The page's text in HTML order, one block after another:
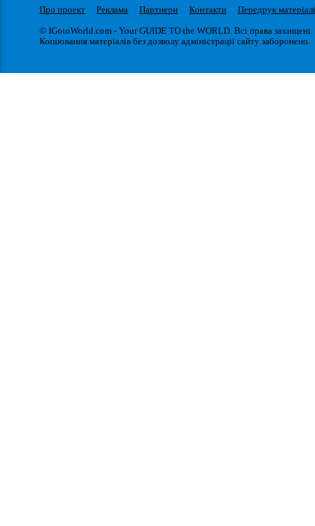
Про проект Реклама Партнери Контакти
Передрук
© IGotoWorld.com - Your GUIDE TO the WORLD. Всі права захищені.
Копіювання матеріалів без дозволу адміністрації сайту заборонено.